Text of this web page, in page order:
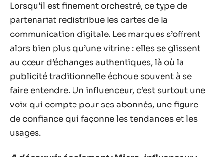
Lorsqu’il est finement orchestré, ce type de
partenariat redistribue les cartes de la
communication digitale. Les marques s’offrent
alors bien plus qu’une vitrine : elles se glissent
au cœur d’échanges authentiques, là où la
publicité traditionnelle échoue souvent à se
faire entendre. Un influenceur, c’est surtout une
voix qui compte pour ses abonnés, une figure
de confiance qui façonne les tendances et les
usages.